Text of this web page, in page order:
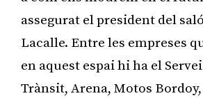
assegurat el president del
Lacalle. Entre les empreses
en aquest espai hi ha el
Trànsit, Arena, Motos